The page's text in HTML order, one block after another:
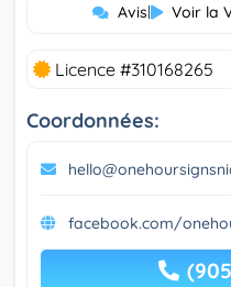
Avis| Voir la
Licence #310168265
Coordonnées:
facebook.com/